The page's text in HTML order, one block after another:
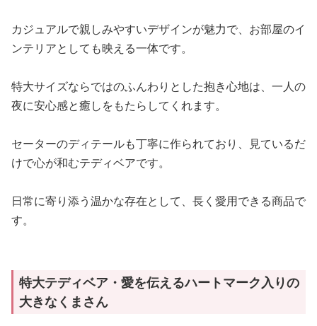
カジュアルで親しみやすいデザインが魅力で、お部屋のイ
ンテリアとしても映える一体です。
特大サイズならではのふんわりとした抱き心地は、一人の
夜に安心感と癒しをもたらしてくれます。
セーターのディテールも丁寧に作られており、見ているだ
けで心が和むテディベアです。
日常に寄り添う温かな存在として、長く愛用できる商品で
す。
特大テディベア・愛を伝えるハートマーク入りの
大きなくまさん